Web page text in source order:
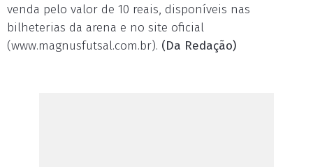
venda pelo valor de 10 reais, disponíveis nas
bilheterias da arena e no site oficial
(www.magnusfutsal.com.br). (Da Redação)